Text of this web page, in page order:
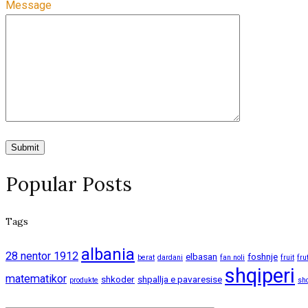
Message
Popular Posts
Tags
28 nentor 1912 albania berat dardani elbasan fan noli foshnje fruit frut
matematikor produkte shkoder shpallja e pavaresise shqiperi